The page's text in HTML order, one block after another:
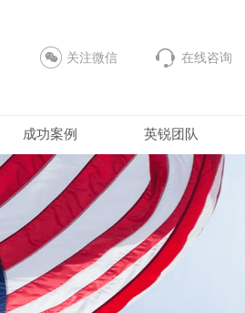
在线咨询
关注微信
成功案例 英锐团队